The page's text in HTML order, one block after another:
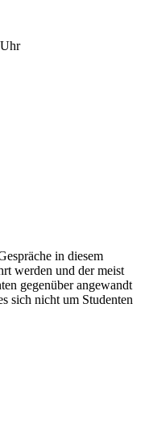
in diesem
werden und der meist
gegenüber angewandt
sich nicht um Studenten